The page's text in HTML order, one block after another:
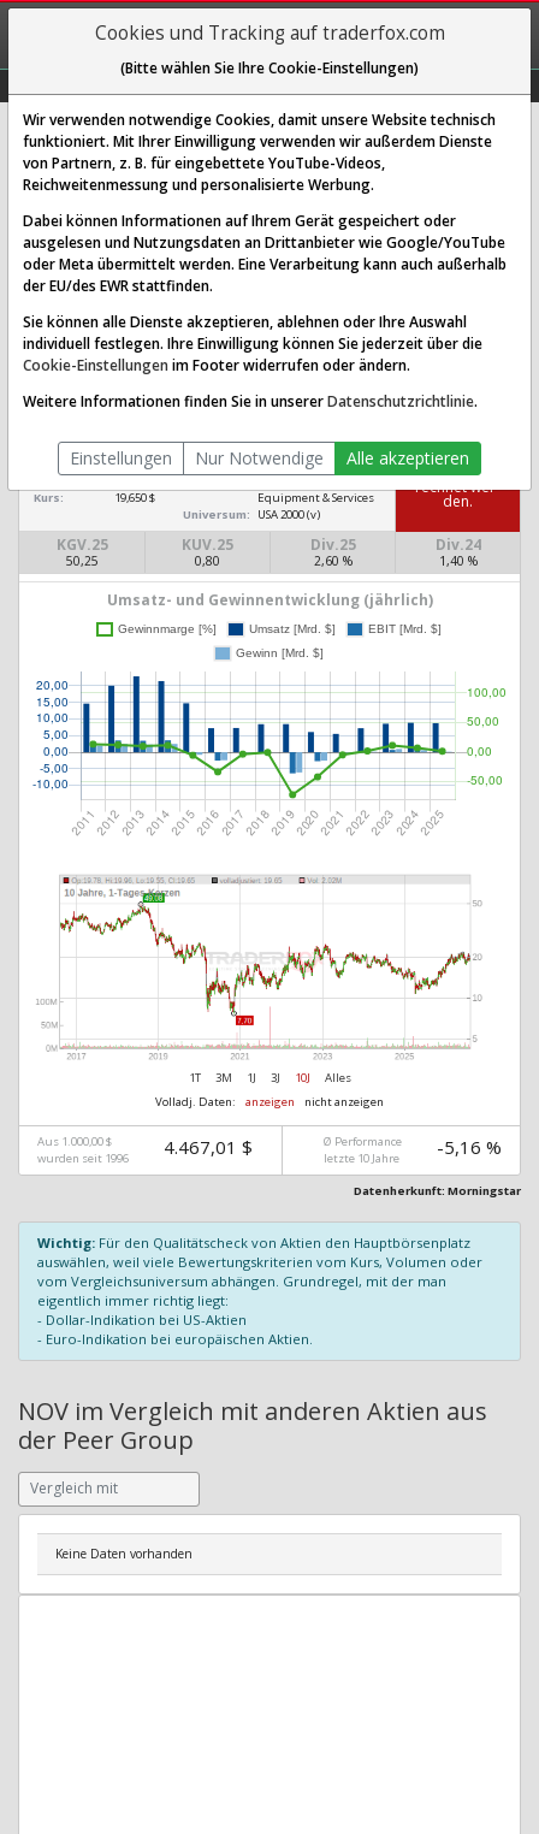
REGIS-
TRIEREN
NOV Aktie: Realtime-Kurs &
Analyse (903541 | NOV)
SCORING SYSTEMS:
Qualitäts-Check Dividenden-Check
Wachstums-Check
Robustheits-Check
Qualitäts-Check:Ist die Aktie zum Investieren
Infos zum Score
NOV[NOV 903541 US62955J1034]
Börsenwert: 6,986 Mrd. $
Kurs:
19,650 $
Sektor:
Energy / Oil & Gas
Equipment & Services
Universum:
USA 2000 (v)
KGV.25
50,25
KUV.25
0,80
Div.25
2,60 %
Div.24
1,40 %
Das Ra­ting
konn­te nicht be­
rech­net wer­
den.
Umsatz- und Gewinnentwicklung (jährlich)
1T 3M 1J 3J 10J
Alles
Volladj. Daten:
anzeigen nicht anzeigen
Aus 1.000,00 $
wurden seit 1996
4.467,01 $
Ø Performance
letzte 10 Jahre
-5,16 %
Datenherkunft: Morningstar
Wichtig: Für den Qualitätscheck von Aktien den Hauptbörsenplatz
auswählen, weil viele Bewertungskriterien vom Kurs, Volumen oder
vom Vergleichsuniversum abhängen. Grundregel, mit der man
eigentlich immer richtig liegt:
- Dollar-Indikation bei US-Aktien
- Euro-Indikation bei europäischen Aktien.
NOV im Vergleich mit anderen Aktien aus
der Peer Group
Keine Daten vorhanden
Cookies und Tracking auf traderfox.com
(Bitte wählen Sie Ihre Cookie-Einstellungen)
Wir verwenden notwendige Cookies, damit unsere Website technisch
funktioniert. Mit Ihrer Einwilligung verwenden wir außerdem Dienste
von Partnern, z. B. für eingebettete YouTube-Videos,
Reichweitenmessung und personalisierte Werbung.
Dabei können Informationen auf Ihrem Gerät gespeichert oder
ausgelesen und Nutzungsdaten an Drittanbieter wie Google/YouTube
oder Meta übermittelt werden. Eine Verarbeitung kann auch außerhalb
der EU/des EWR stattfinden.
Sie können alle Dienste akzeptieren, ablehnen oder Ihre Auswahl
individuell festlegen. Ihre Einwilligung können Sie jederzeit über die
Cookie-Einstellungen im Footer widerrufen oder ändern.
Weitere Informationen finden Sie in unsererDatenschutzrichtlinie.
Einstellungen Nur Notwendige Alle akzeptieren